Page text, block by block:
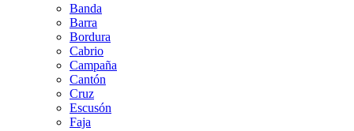
Banda
Barra
Bordura
Cabrio
Campaña
Cantón
Cruz
Escusón
Faja